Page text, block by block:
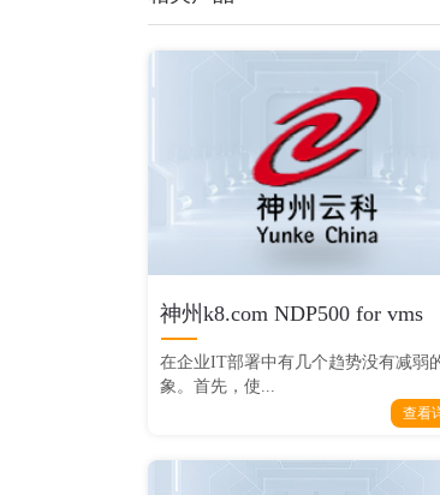
神州k8.com NDP500 for vms
在企业IT部署中有几个趋势没有减弱
象。首先，使...
查看